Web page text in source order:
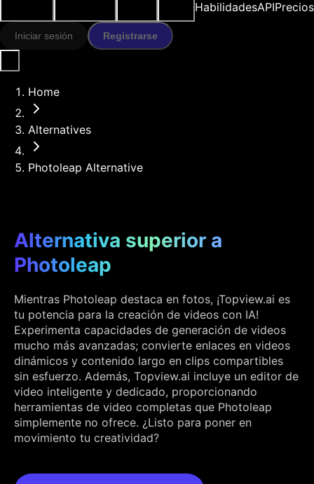
HabilidadesAPIPrecios
Iniciar sesión Registrarse
Home
Alternatives
Photoleap Alternative
Alternativa superior a
Photoleap
Mientras Photoleap destaca en fotos, ¡Topview.ai es
tu potencia para la creación de videos con IA!
Experimenta capacidades de generación de videos
mucho más avanzadas; convierte enlaces en videos
dinámicos y contenido largo en clips compartibles
sin esfuerzo. Además, Topview.ai incluye un editor de
video inteligente y dedicado, proporcionando
herramientas de video completas que Photoleap
simplemente no ofrece. ¿Listo para poner en
movimiento tu creatividad?